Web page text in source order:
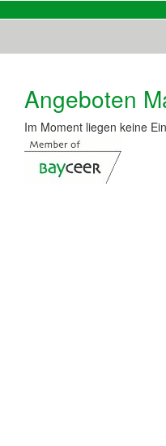
Angeboten
Im Moment liegen keine